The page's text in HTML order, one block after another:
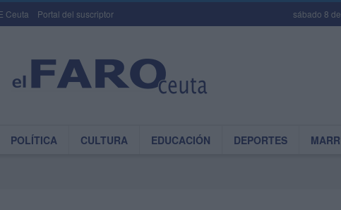
Ceuta Portal del suscriptor sábado 8
POLÍTICA CULTURA EDUCACIÓN DEPORTES